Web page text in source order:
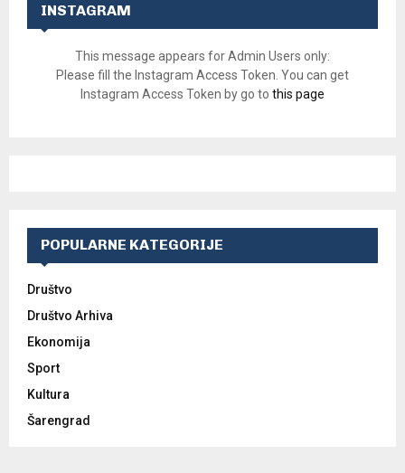
INSTAGRAM
This message appears for Admin Users only:
Please fill the Instagram Access Token. You can get
Instagram Access Token by go to this page
POPULARNE KATEGORIJE
Društvo
Društvo Arhiva
Ekonomija
Sport
Kultura
Šarengrad